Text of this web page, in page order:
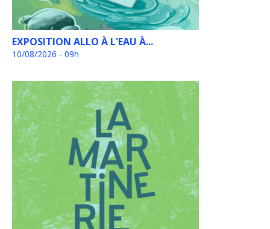
EXPOSITION ALLO À L'EAU À...
10/08/2026 - 09h